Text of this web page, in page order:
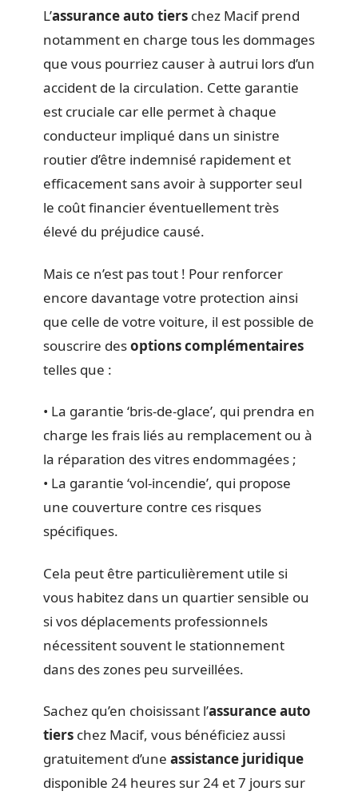
L’assurance auto tiers chez Macif prend
notamment en charge tous les dommages
que vous pourriez causer à autrui lors d’un
accident de la circulation. Cette garantie
est cruciale car elle permet à chaque
conducteur impliqué dans un sinistre
routier d’être indemnisé rapidement et
efficacement sans avoir à supporter seul
le coût financier éventuellement très
élevé du préjudice causé.
Mais ce n’est pas tout ! Pour renforcer
encore davantage votre protection ainsi
que celle de votre voiture, il est possible de
souscrire desoptions complémentaires
telles que :
• La garantie ‘bris-de-glace’, qui prendra en
charge les frais liés au remplacement ou à
la réparation des vitres endommagées ;
• La garantie ‘vol-incendie’, qui propose
une couverture contre ces risques
spécifiques.
Cela peut être particulièrement utile si
vous habitez dans un quartier sensible ou
si vos déplacements professionnels
nécessitent souvent le stationnement
dans des zones peu surveillées.
Sachez qu’en choisissant l’assurance auto
tiers chez Macif, vous bénéficiez aussi
gratuitement d’une assistance juridique
disponible 24 heures sur 24 et 7 jours sur